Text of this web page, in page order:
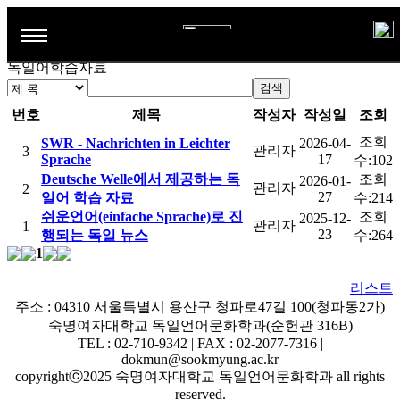
학과소개
교수진
교육과정
해외연수프로그램
독일어학습자료
TestDaF시험센터
+ 게시판
독일어학습자료
검색
번호 제목 작성자 작성일 조회
3
SWR - Nachrichten in Leichter
Sprache
관리자 2026-04-
17
조회
수:102
2
Deutsche Welle에서 제공하는 독
일어 학습 자료
관리자 2026-01-
27
조회
수:214
1
쉬운언어(einfache Sprache)로 진
행되는 독일 뉴스
관리자 2025-12-
23
조회
수:264
1
리스트
주소 : 04310 서울특별시 용산구 청파로47길 100(청파동2가)
숙명여자대학교 독일언어문화학과(순헌관 316B)
TEL : 02-710-9342 | FAX : 02-2077-7316 |
dokmun@sookmyung.ac.kr
copyrightⓒ2025 숙명여자대학교 독일언어문화학과 all rights
reserved.